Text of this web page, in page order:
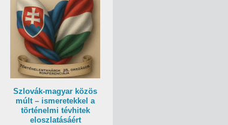
Szlovák-magyar közös
múlt – ismeretekkel a
történelmi tévhitek
eloszlatásáért